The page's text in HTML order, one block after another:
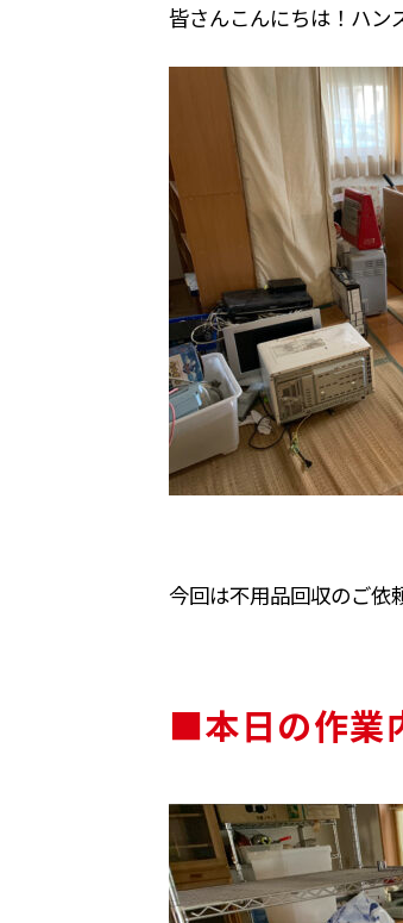
皆さんこんにちは！ハン
今回は不用品回収のご依
■本日の作業